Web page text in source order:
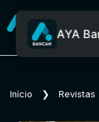
AYA
Início ❯ Revistas